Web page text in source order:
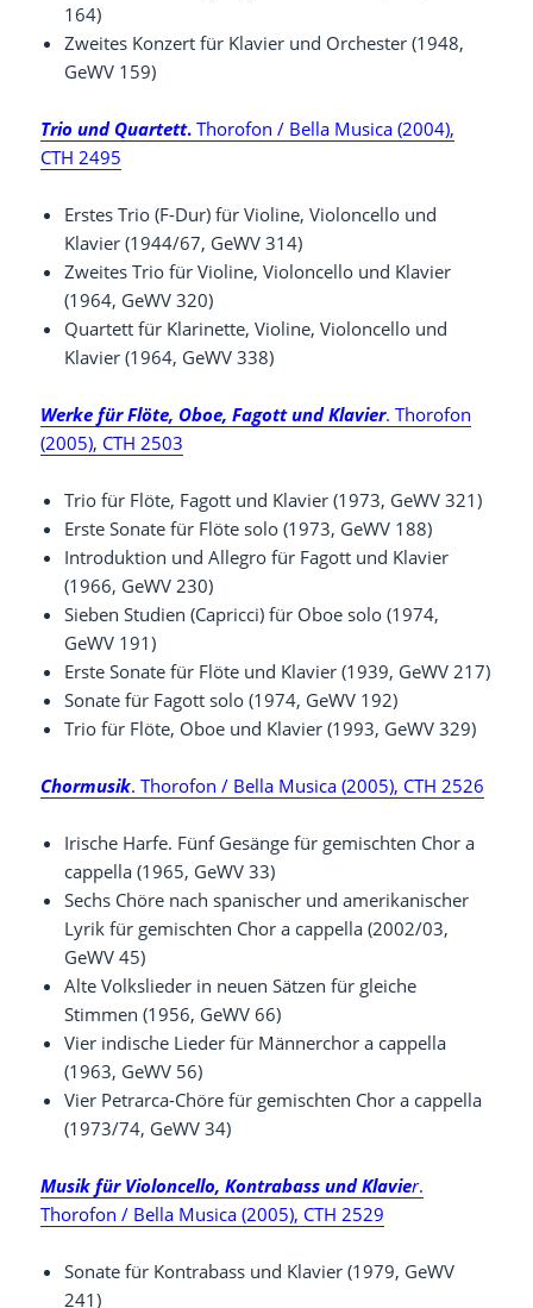
164)
Zweites Konzert für Klavier und Orchester (1948,
GeWV 159)
Trio und Quartett. Thorofon / Bella Musica (2004),
CTH 2495
Erstes Trio (F-Dur) für Violine, Violoncello und
Klavier (1944/67, GeWV 314)
Zweites Trio für Violine, Violoncello und Klavier
(1964, GeWV 320)
Quartett für Klarinette, Violine, Violoncello und
Klavier (1964, GeWV 338)
Werke für Flöte, Oboe, Fagott und Klavier. Thorofon
(2005), CTH 2503
Trio für Flöte, Fagott und Klavier (1973, GeWV 321)
Erste Sonate für Flöte solo (1973, GeWV 188)
Introduktion und Allegro für Fagott und Klavier
(1966, GeWV 230)
Sieben Studien (Capricci) für Oboe solo (1974,
GeWV 191)
Erste Sonate für Flöte und Klavier (1939, GeWV 217)
Sonate für Fagott solo (1974, GeWV 192)
Trio für Flöte, Oboe und Klavier (1993, GeWV 329)
Chormusik. Thorofon / Bella Musica (2005), CTH 2526
Irische Harfe. Fünf Gesänge für gemischten Chor a
cappella (1965, GeWV 33)
Sechs Chöre nach spanischer und amerikanischer
Lyrik für gemischten Chor a cappella (2002/03,
GeWV 45)
Alte Volkslieder in neuen Sätzen für gleiche
Stimmen (1956, GeWV 66)
Vier indische Lieder für Männerchor a cappella
(1963, GeWV 56)
Vier Petrarca-Chöre für gemischten Chor a cappella
(1973/74, GeWV 34)
Musik für Violoncello, Kontrabass und Klavier.
Thorofon / Bella Musica (2005), CTH 2529
Sonate für Kontrabass und Klavier (1979, GeWV
241)